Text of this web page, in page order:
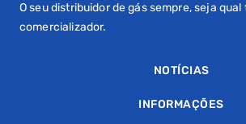
O seu distribuidor de gás sempre, seja qual
comercializador.
NOTÍCIAS
INFORMAÇÕES